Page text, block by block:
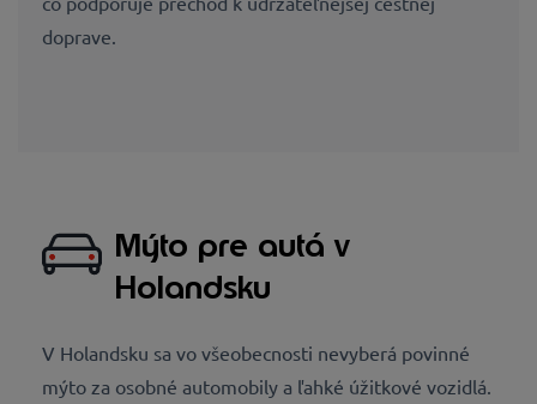
doprave.
Mýto pre autá v
Holandsku
V Holandsku sa vo všeobecnosti nevyberá povinné
mýto za osobné automobily a ľahké úžitkové vozidlá.